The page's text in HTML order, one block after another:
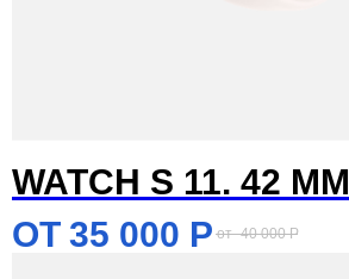
WATCH S 11. 42 MM
35 000 Р 40 000 Р